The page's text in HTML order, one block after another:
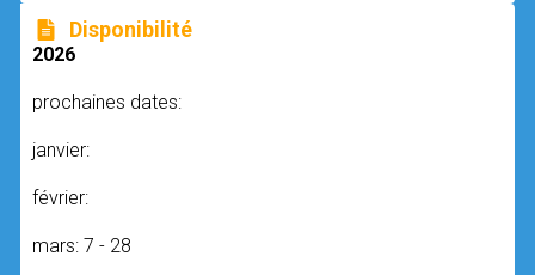
Disponibilité
2026
prochaines dates:
janvier:
février:
mars: 7 - 28